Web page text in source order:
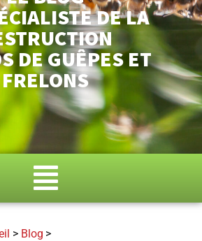
DE LA
DE GUÊPES ET
FRELONS
> Blog >